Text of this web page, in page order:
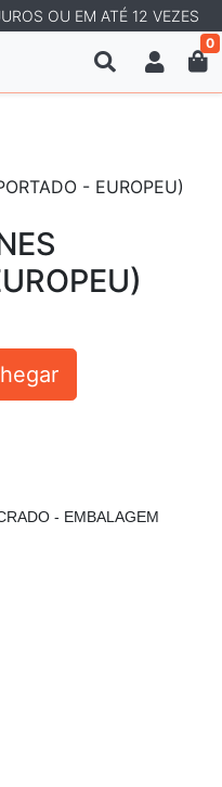
OU EM ATÉ 12 VEZES
0
- EMBALAGEM